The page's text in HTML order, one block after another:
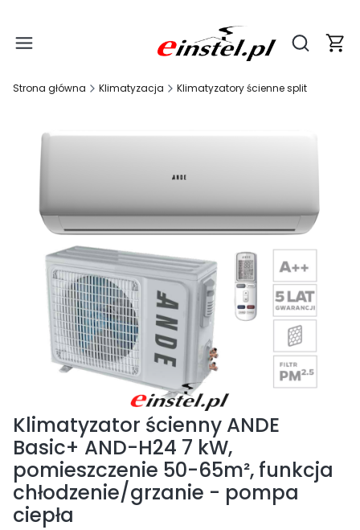
Otwórz
Strona główna Klimatyzacja Klimatyzatory ścienne split
Klimatyzator ścienny ANDE
Basic+ AND-H24 7 kW,
pomieszczenie 50-65m², funkcja
chłodzenie/grzanie - pompa
ciepła